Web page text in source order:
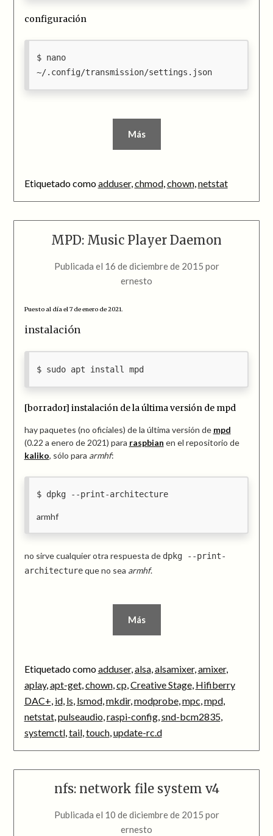
configuración
nano
~/.config/transmission/settings.json
Más
Etiquetado comoadduser,chmod,chown,netstat
MPD: Music Player Daemon
Publicada el 16 de diciembre de 2015 por
ernesto
Puesto al día el 7 de enero de 2021.
instalación
sudo apt install mpd
[borrador] instalación de la última versión de mpd
hay paquetes (no oficiales) de la última versión de mpd
(0.22 a enero de 2021) para raspbian en el repositorio de
kaliko, sólo para armhf:
dpkg --print-architecture
armhf
no sirve cualquier otra respuesta de dpkg --print-
architectureque no sea armhf.
Más
Etiquetado comoadduser,alsa,alsamixer,amixer,
aplay,apt-get,chown,cp,Creative Stage, Hifiberry
DAC+, id, ls, lsmod,mkdir,modprobe,mpc,mpd,
netstat,pulseaudio,raspi-config,snd-bcm2835,
systemctl,tail,touch,update-rc.d
nfs: network file system v4
Publicada el 10 de diciembre de 2015 por
ernesto